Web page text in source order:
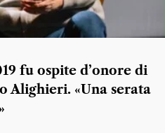
fu ospite d’onore di
Alighieri. «Una serata